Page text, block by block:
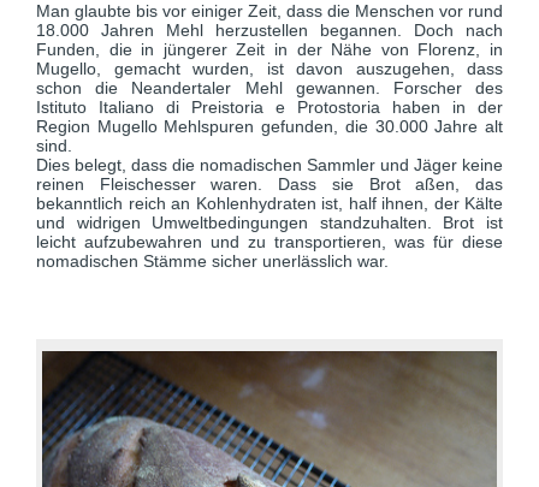
Man glaubte bis vor einiger Zeit, dass die Menschen vor rund
18.000 Jahren Mehl herzustellen begannen. Doch nach
Funden, die in jüngerer Zeit in der Nähe von Florenz, in
Mugello, gemacht wurden, ist davon auszugehen, dass
schon die Neandertaler Mehl gewannen. Forscher des
Istituto Italiano di Preistoria e Protostoria haben in der
Region Mugello Mehlspuren gefunden, die 30.000 Jahre alt
sind.
Dies belegt, dass die nomadischen Sammler und Jäger keine
reinen Fleischesser waren. Dass sie Brot aßen, das
bekanntlich reich an Kohlenhydraten ist, half ihnen, der Kälte
und widrigen Umweltbedingungen standzuhalten. Brot ist
leicht aufzubewahren und zu transportieren, was für diese
nomadischen Stämme sicher unerlässlich war.